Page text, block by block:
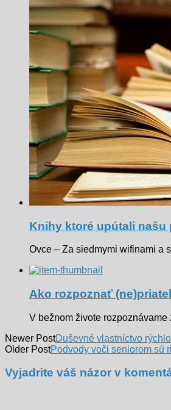
Knihy ktoré upútali
Ovce – Za siedmymi wifinami a
Ako rozpoznať
V bežnom živote
Newer PostDuševné vlastníctvo
Older PostPodvody voči seniorom sú
Vyjadrite váš názor v